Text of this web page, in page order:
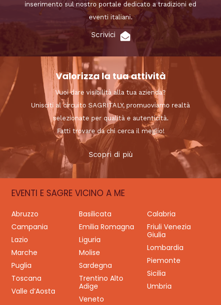
inserimento sul nostro portale dedicato a tradizioni ed
eventi italiani.
Scrivici
Valorizza la tua attività
Vuoi dare visibilità alla tua azienda?
Unisciti al circuito SAGRITALY, promuoviamo realtà
selezionate per qualità e autenticità.
Fatti trovare da chi cerca il meglio!
Scopri di più
EVENTI E SAGRE VICINO A ME
Abruzzo Basilicata
Calabria
Campania
Emilia Romagna
Friuli Venezia
Giulia
Lazio
Liguria
Lombardia
Marche
Molise
Piemonte
Puglia
Sardegna
Sicilia
Toscana
Trentino Alto
Adige
Umbria
Valle d’Aosta
Veneto